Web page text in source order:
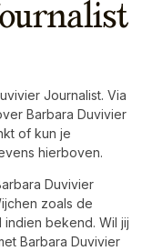
Journalist. Via
Barbara Duvivier
of kun je
hierboven.
Duvivier
zoals de
bekend. Wil jij
Barbara Duvivier